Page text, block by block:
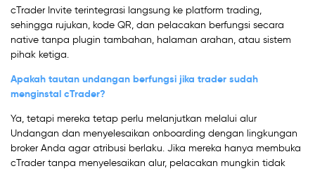
cTrader Invite terintegrasi langsung ke platform trading,
sehingga rujukan, kode QR, dan pelacakan berfungsi secara
native tanpa plugin tambahan, halaman arahan, atau sistem
pihak ketiga.
Apakah tautan undangan berfungsi jika trader sudah
menginstal cTrader?
Ya, tetapi mereka tetap perlu melanjutkan melalui alur
Undangan dan menyelesaikan onboarding dengan lingkungan
broker Anda agar atribusi berlaku. Jika mereka hanya membuka
cTrader tanpa menyelesaikan alur, pelacakan mungkin tidak